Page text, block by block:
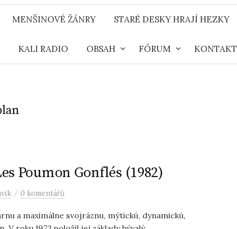
MENŠINOVÉ ŽÁNRY STARÉ DESKY HRAJÍ HEZKY
KALI RADIO OBSAH FÓRUM KONTAKT
Poumon Gonflés (1982)
/ 0 komentářů
a maximálne svojráznu, mýtickú, dynamickú,